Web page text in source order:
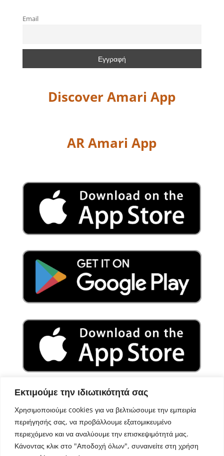
Εκτιμούμε την ιδιωτικότητά σας
Χρησιμοποιούμε cookies για να βελτιώσουμε την εμπειρία
περιήγησής σας, να προβάλλουμε εξατομικευμένο
περιεχόμενο και να αναλύουμε την επισκεψιμότητά μας.
Κάνοντας κλικ στο "Αποδοχή όλων", συναινείτε στη χρήση
Email
Discover Amari App
AR Amari App